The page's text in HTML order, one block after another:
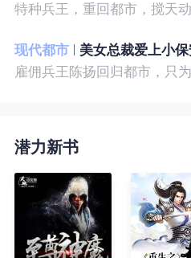
现代都市
美女总裁爱上小
潜力新书